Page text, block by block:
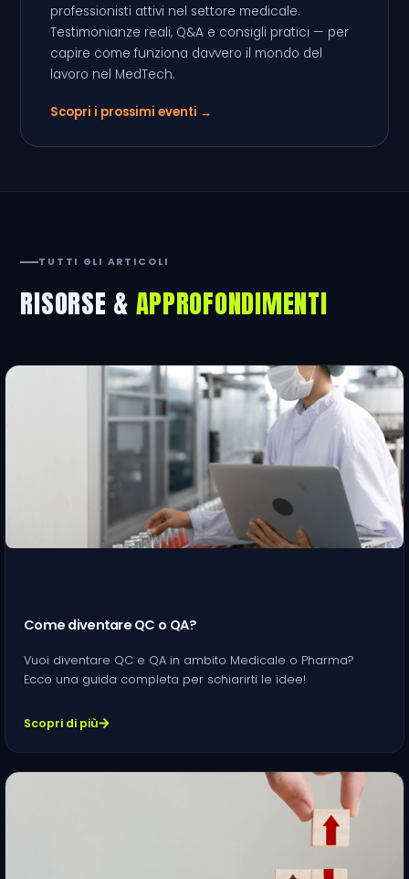
professionisti attivi nel settore medicale.
Testimonianze reali, Q&A e consigli pratici — per
capire come funziona davvero il mondo del
lavoro nel MedTech.
Scopri i prossimi eventi →
TUTTI GLI ARTICOLI
RISORSE & APPROFONDIMENTI
Come diventare QC o QA?
Vuoi diventare QC e QA in ambito Medicale o Pharma?
Ecco una guida completa per schiarirti le idee!
Scopri di più